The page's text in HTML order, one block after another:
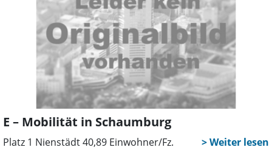
E – Mobilität in Schaumburg
Platz 1 Nienstädt 40,89 Einwohner/Fz.